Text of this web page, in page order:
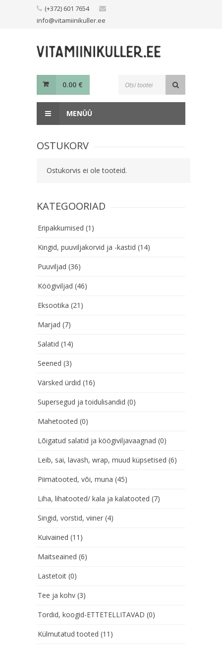
(+372) 601 7654
info@vitamiinikuller.ee
0.00 €
MENÜÜ
OSTUKORV
Ostukorvis ei ole tooteid.
KATEGOORIAD
Eripakkumised (1)
Kingid, puuviljakorvid ja -kastid (14)
Puuviljad (36)
Köögiviljad (46)
Eksootika (21)
Marjad (7)
Salatid (14)
Seened (3)
Värsked ürdid (16)
Supersegud ja toidulisandid (0)
Mahetooted (0)
Lõigatud salatid ja köögiviljavaagnad (0)
Leib, sai, lavash, wrap, muud küpsetised (6)
Piimatooted, või, muna (45)
Liha, lihatooted/ kala ja kalatooted (7)
Singid, vorstid, viiner (4)
Kuivained (11)
Maitseained (6)
Lastetoit (0)
Tee ja kohv (3)
Tordid, koogid-ETTETELLITAVAD (0)
Külmutatud tooted (11)